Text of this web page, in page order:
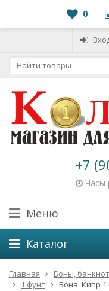
0
+7
Часы
Меню
Каталог
Главная Боны,
1 фунт
Бона. Кипр 1